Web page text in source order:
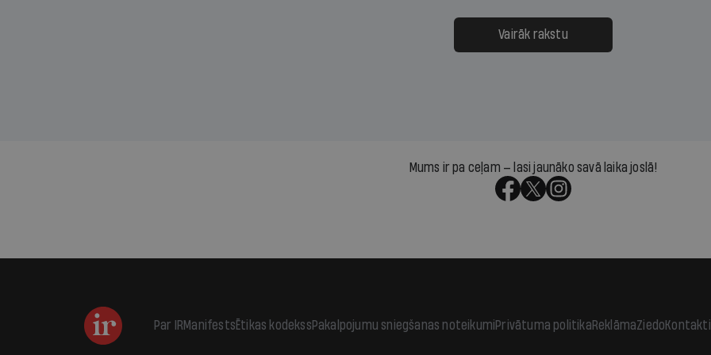
samaksāt augstos procentus,
kas jāpārskaita jau trīs dienas
pirms nākamās sapulces
uzcītīga darba, mammas
atbalsts un drosme
meteovērojumus arī tad,
Vairāk rakstu
Mums ir pa ceļam — lasi jaunāko savā laika joslā!
Par IRManifestsĒtikas kodekssPakalpojumu sniegšanas noteikumiPrivātuma politikaReklāmaZiedoKontakti